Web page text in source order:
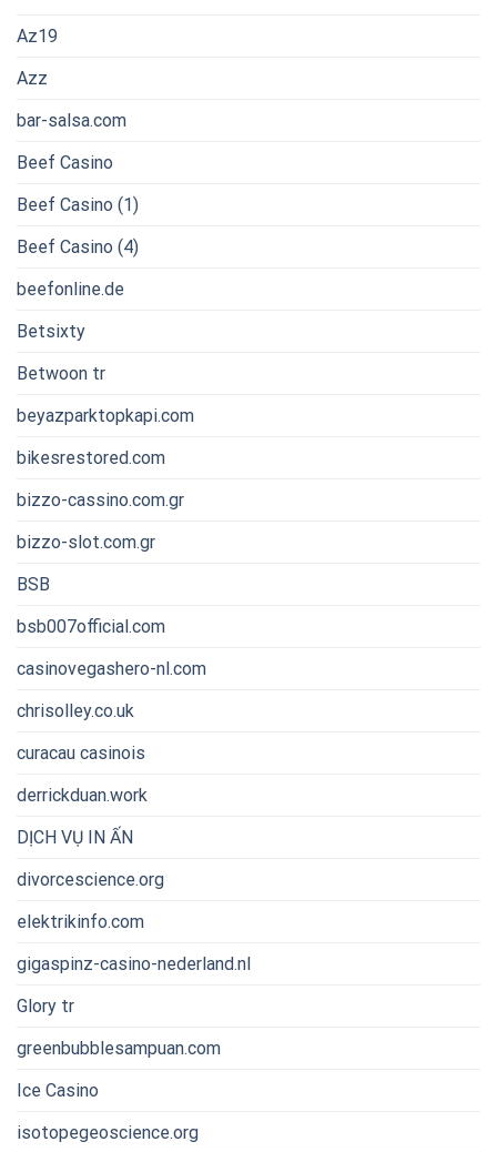
Az19
Azz
bar-salsa.com
Beef Casino
Beef Casino (1)
Beef Casino (4)
beefonline.de
Betsixty
Betwoon tr
beyazparktopkapi.com
bikesrestored.com
bizzo-cassino.com.gr
bizzo-slot.com.gr
BSB
bsb007official.com
casinovegashero-nl.com
chrisolley.co.uk
curacau casinois
derrickduan.work
DỊCH VỤ IN ẤN
divorcescience.org
elektrikinfo.com
gigaspinz-casino-nederland.nl
Glory tr
greenbubblesampuan.com
Ice Casino
isotopegeoscience.org